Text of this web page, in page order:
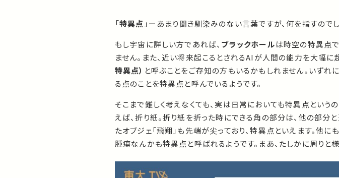
「特異点 」ーあまり聞き馴染みのない言葉ですが、何を指すのでし
もし宇宙に詳しい方であれば、 ブラックホールは時空の特異点
ません。また、近い将来起こるとされるAIが人間の能力を大幅に
特異点） と呼ぶことをご存知の方もいるかもしれません。いずれ
る点のことを特異点と呼んでいるようです。
そこまで難しく考えなくても、実は日常においても特異点という
えば、折り紙。折り紙を折った時にできる角の部分は、他の部分
たオブジェ「飛翔」も先端が尖っており、特異点といえます。他
腫瘍なんかも特異点と呼ばれるようです。まあ、たしかに周りと